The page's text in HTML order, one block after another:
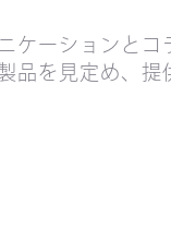
ケーションと
品を見定め、提